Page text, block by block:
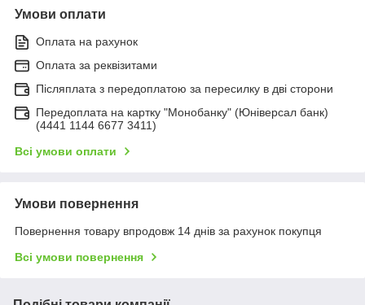
Умови оплати
Оплата на рахунок
Оплата за реквізитами
Післяплата з передоплатою за пересилку в дві сторони
Передоплата на картку "Монобанку" (Юніверсал банк)
(4441 1144 6677 3411)
Всі умови оплати
Умови повернення
Повернення товару впродовж 14 днів за рахунок покупця
Всі умови повернення